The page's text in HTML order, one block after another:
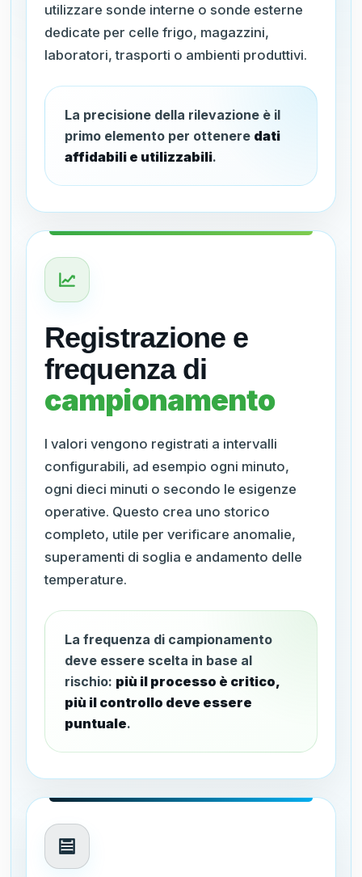
utilizzare sonde interne o sonde esterne
dedicate per celle frigo, magazzini,
laboratori, trasporti o ambienti produttivi.
La precisione della rilevazione è il
primo elemento per ottenere dati
affidabili e utilizzabili.
Registrazione e
frequenza di
campionamento
I valori vengono registrati a intervalli
configurabili, ad esempio ogni minuto,
ogni dieci minuti o secondo le esigenze
operative. Questo crea uno storico
completo, utile per verificare anomalie,
superamenti di soglia e andamento delle
temperature.
La frequenza di campionamento
deve essere scelta in base al
rischio: più il processo è critico,
più il controllo deve essere
puntuale.